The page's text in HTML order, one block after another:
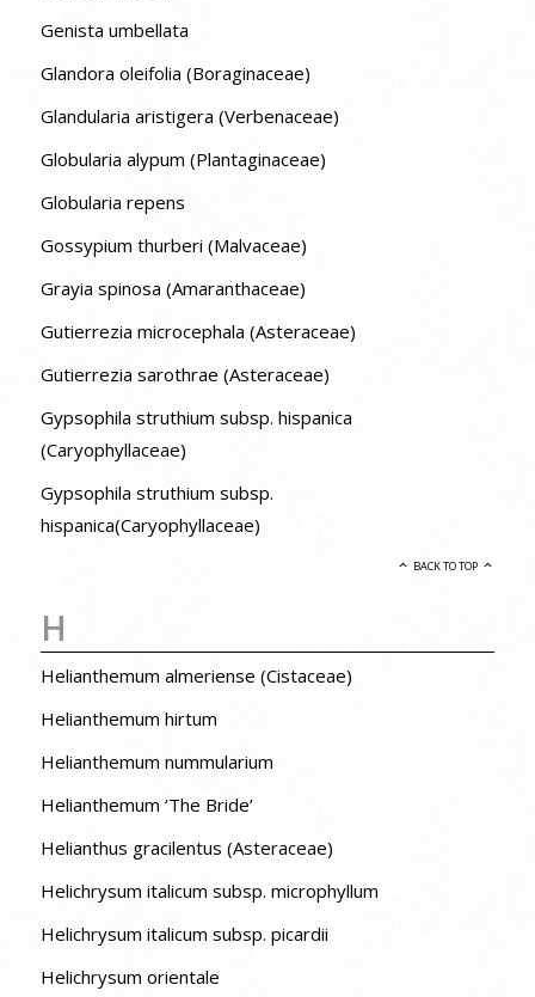
Genista umbellata
Glandora oleifolia (Boraginaceae)
Glandularia aristigera (Verbenaceae)
Globularia alypum (Plantaginaceae)
Globularia repens
Gossypium thurberi (Malvaceae)
Grayia spinosa (Amaranthaceae)
Gutierrezia microcephala (Asteraceae)
Gutierrezia sarothrae (Asteraceae)
Gypsophila struthium subsp. hispanica
(Caryophyllaceae)
Gypsophila struthium subsp.
hispanica(Caryophyllaceae)
BACK TO TOP
H
Helianthemum almeriense (Cistaceae)
Helianthemum hirtum
Helianthemum nummularium
Helianthemum ‘The Bride’
Helianthus gracilentus (Asteraceae)
Helichrysum italicum subsp. microphyllum
Helichrysum italicum subsp. picardii
Helichrysum orientale